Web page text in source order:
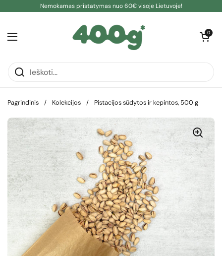
Pereiti prie turinioNemokamas pristatymas nuo 60€ visoje Lietuvoje!
Atidaryti meniu
Atidaryti
0
Pagrindinis / Kolekcijos / Pistacijos sūdytos ir kepintos, 500 g